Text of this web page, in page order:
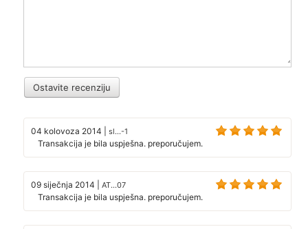
Ostavite recenziju
04 kolovoza 2014 sl...-1
Transakcija je bila uspješna. preporučujem.
09 siječnja 2014 AT...07
Transakcija je bila uspješna. preporučujem.